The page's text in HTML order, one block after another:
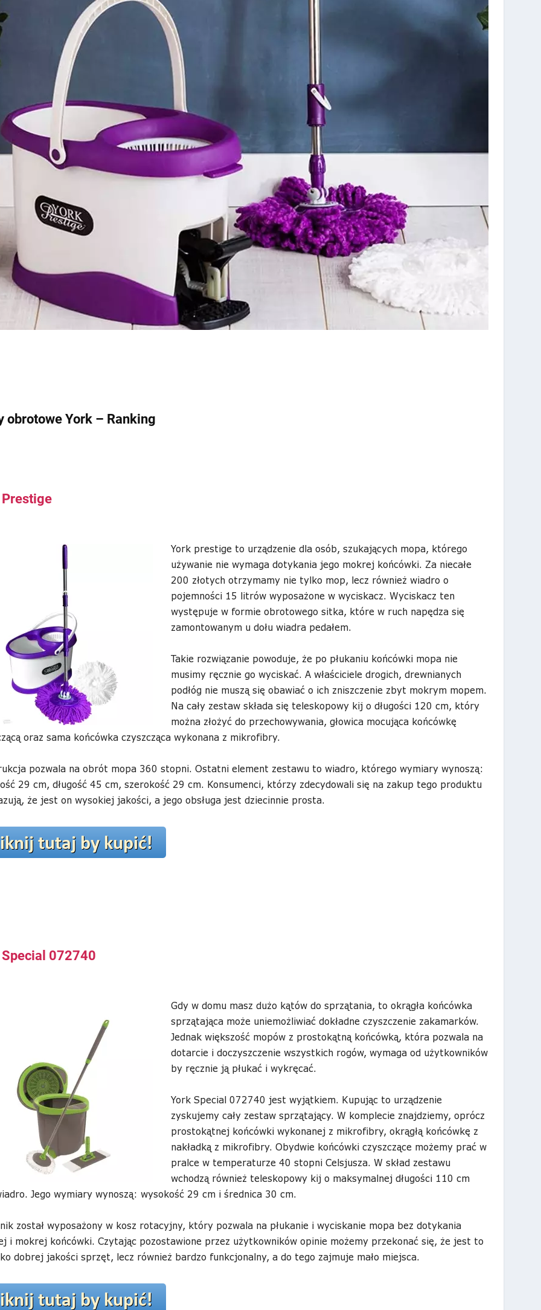
obrotowe York – Ranking
York prestige to urządzenie dla osób, szukających mopa, którego
używanie nie wymaga dotykania jego mokrej końcówki. Za niecałe
200 złotych otrzymamy nie tylko mop, lecz również wiadro o
pojemności 15 litrów wyposażone w wyciskacz. Wyciskacz ten
występuje w formie obrotowego sitka, które w ruch napędza się
zamontowanym u dołu wiadra pedałem.
Takie rozwiązanie powoduje, że po płukaniu końcówki mopa nie
musimy ręcznie go wyciskać. A właściciele drogich, drewnianych
podłóg nie muszą się obawiać o ich zniszczenie zbyt mokrym mopem.
Na cały zestaw składa się teleskopowy kij o długości 120 cm, który
można złożyć do przechowywania, głowica mocująca końcówkę
oraz sama końcówka czyszcząca wykonana z mikrofibry.
pozwala na obrót mopa 360 stopni. Ostatni element zestawu to wiadro, którego wymiary wynoszą:
29 cm, długość 45 cm, szerokość 29 cm. Konsumenci, którzy zdecydowali się na zakup tego produktu
że jest on wysokiej jakości, a jego obsługa jest dziecinnie prosta.
072740
Gdy w domu masz dużo kątów do sprzątania, to okrągła końcówka
sprzątająca może uniemożliwiać dokładne czyszczenie zakamarków.
Jednak większość mopów z prostokątną końcówką, która pozwala na
dotarcie i doczyszczenie wszystkich rogów, wymaga od użytkowników
by ręcznie ją płukać i wykręcać.
York Special 072740 jest wyjątkiem. Kupując to urządzenie
zyskujemy cały zestaw sprzątający. W komplecie znajdziemy, oprócz
prostokątnej końcówki wykonanej z mikrofibry, okrągłą końcówkę z
nakładką z mikrofibry. Obydwie końcówki czyszczące możemy prać w
pralce w temperaturze 40 stopni Celsjusza. W skład zestawu
wchodzą również teleskopowy kij o maksymalnej długości 110 cm
Jego wymiary wynoszą: wysokość 29 cm i średnica 30 cm.
został wyposażony w kosz rotacyjny, który pozwala na płukanie i wyciskanie mopa bez dotykania
i mokrej końcówki. Czytając pozostawione przez użytkowników opinie możemy przekonać się, że jest to
dobrej jakości sprzęt, lecz również bardzo funkcjonalny, a do tego zajmuje mało miejsca.